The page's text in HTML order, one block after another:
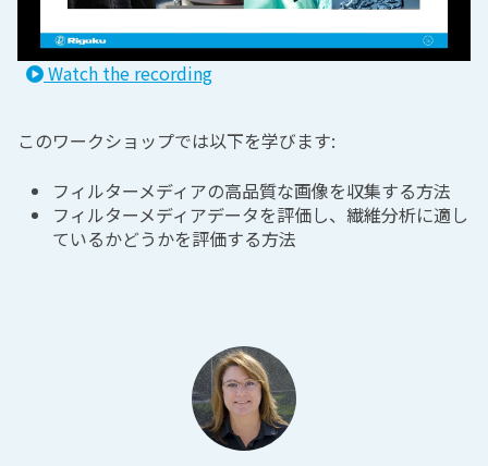
Watch the recording
このワークショップでは以下を学びます:
フィルターメディアの高品質な画像を収集する方法
フィルターメディアデータを評価し、繊維分析に適し
ているかどうかを評価する方法